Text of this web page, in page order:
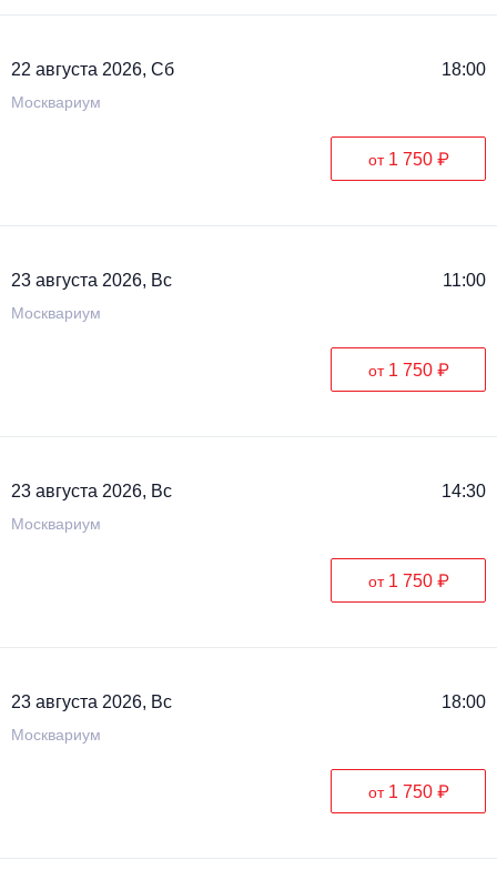
22 августа 2026, Сб 18:00
Москвариум
от 1 750 ₽
23 августа 2026, Вс 11:00
Москвариум
от 1 750 ₽
23 августа 2026, Вс 14:30
Москвариум
от 1 750 ₽
23 августа 2026, Вс 18:00
Москвариум
от 1 750 ₽